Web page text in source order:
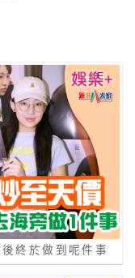
終於做到呢件事